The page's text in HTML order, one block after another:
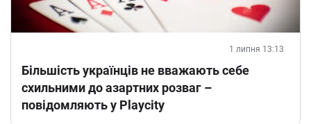
1 липня 13:13
Більшість українців не вважають себе
схильними до азартних розваг –
повідомляють у Playcity